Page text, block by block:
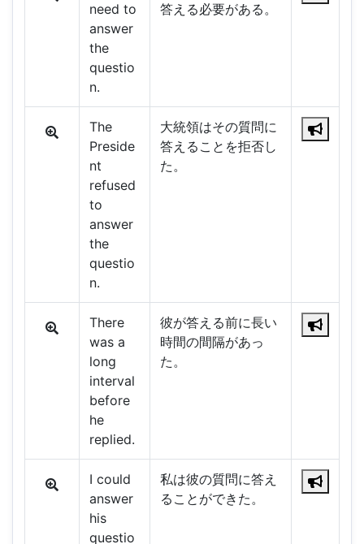
need to
answer
the
questio
n.
答える必要がある。
The
Preside
nt
refused
to
answer
the
questio
n.
大統領はその質問に
答えることを拒否し
た。
There
was a
long
interval
before
he
replied.
彼が答える前に長い
時間の間隔があっ
た。
I could
answer
his
questio
私は彼の質問に答え
ることができた。